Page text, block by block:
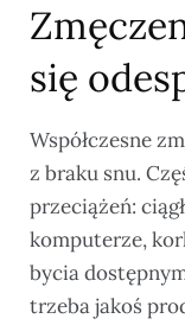
się
Współczesne
z braku snu.
przeciążeń:
komputerze,
bycia
trzeba jakoś